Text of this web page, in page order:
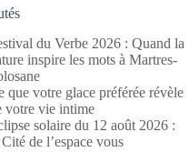
du Verbe 2026 : Quand la
inspire les mots à Martres-
que votre glace préférée révèle
votre vie intime
solaire du 12 août 2026 :
de l’espace vous